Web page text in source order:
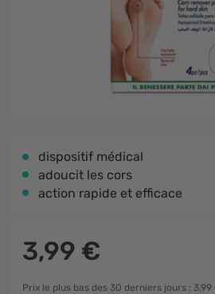
dispositif médical
adoucit les cors
action rapide et efficace
3,99 €
Prix le plus bas des 30 derniers jours : 3,99